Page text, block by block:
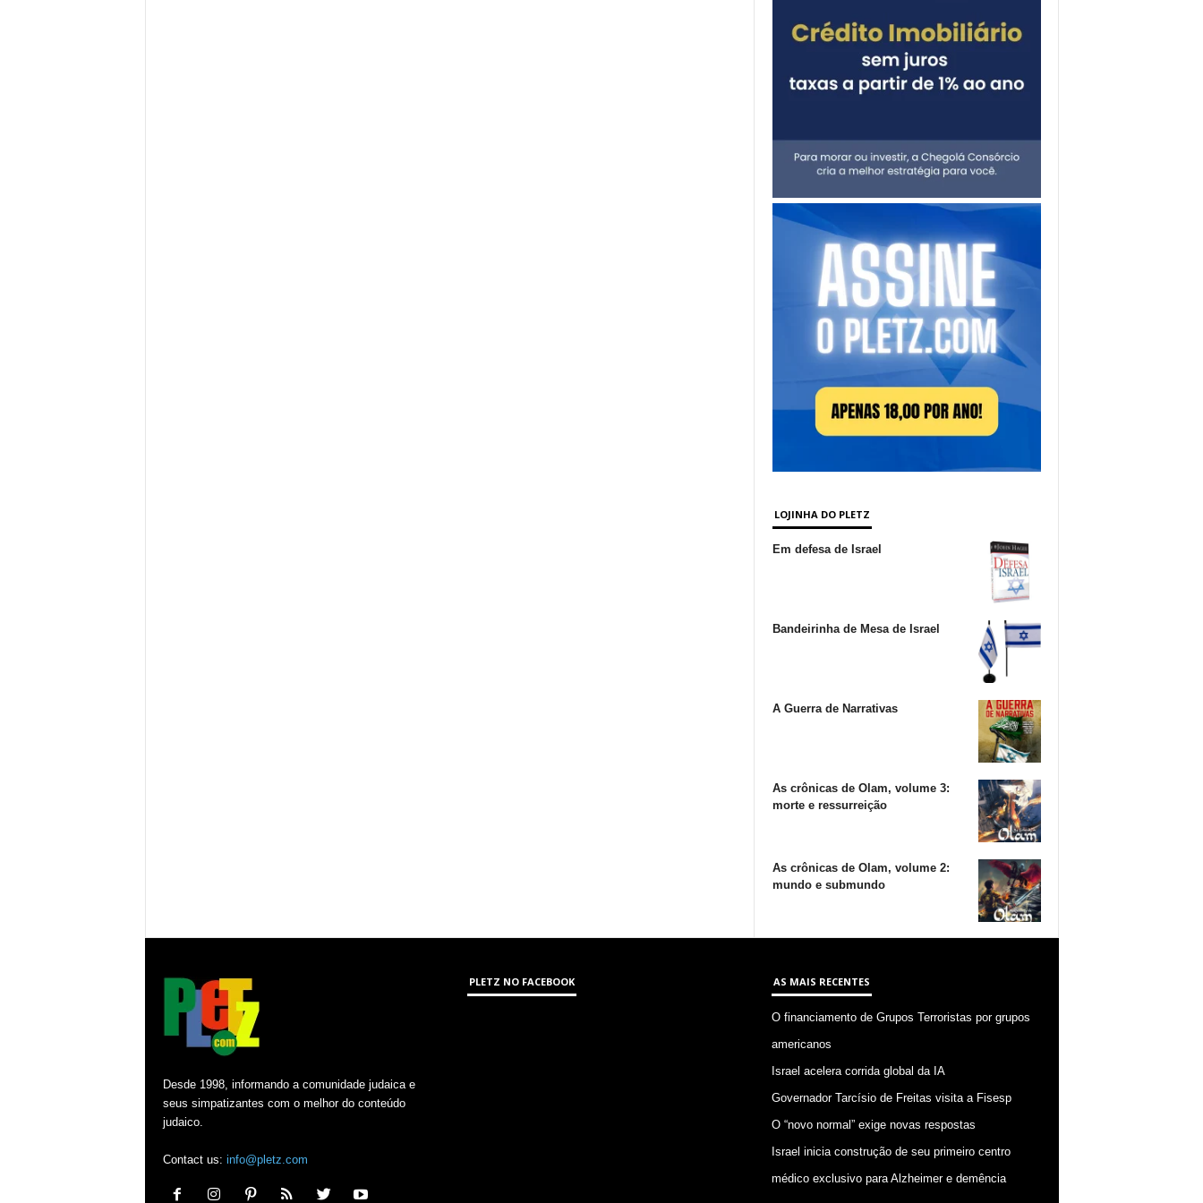
LOJINHA DO PLETZ
Em defesa de Israel
Bandeirinha de Mesa de Israel
A Guerra de Narrativas
As crônicas de Olam, volume 3:
morte e ressurreição
As crônicas de Olam, volume 2:
mundo e submundo
Desde 1998, informando a comunidade judaica e
seus simpatizantes com o melhor do conteúdo
judaico.
Contact us: info@pletz.com
PLETZ NO FACEBOOK AS MAIS RECENTES
O financiamento de Grupos Terroristas por grupos
americanos
Israel acelera corrida global da IA
Governador Tarcísio de Freitas visita a Fisesp
O “novo normal” exige novas respostas
Israel inicia construção de seu primeiro centro
médico exclusivo para Alzheimer e demência